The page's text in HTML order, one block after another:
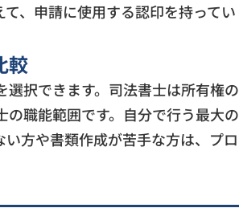
、申請に使用する認印を持ってい
較
択できます。司法書士は所有権の
職能範囲です。自分で行う最大の
方や書類作成が苦手な方は、プロ